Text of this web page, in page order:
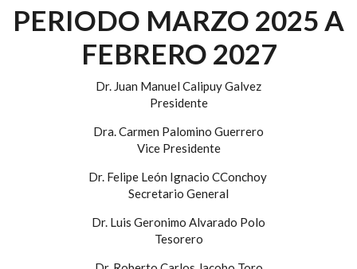
PERIODO MARZO 2025 A
FEBRERO 2027
Dr. Juan Manuel Calipuy Galvez
Presidente
Dra. Carmen Palomino Guerrero
Vice Presidente
Dr. Felipe León Ignacio CConchoy
Secretario General
Dr. Luis Geronimo Alvarado Polo
Tesorero